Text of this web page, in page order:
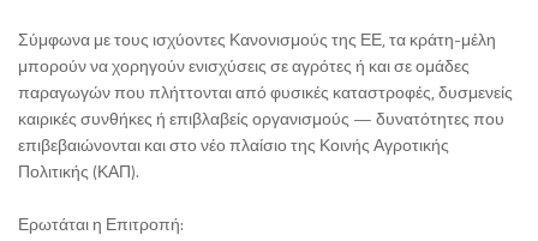
Σύμφωνα με τους ισχύοντες Κανονισμούς της ΕΕ, τα κράτη-μέλη
μπορούν να χορηγούν ενισχύσεις σε αγρότες ή και σε ομάδες
παραγωγών που πλήττονται από φυσικές καταστροφές, δυσμενείς
καιρικές συνθήκες ή επιβλαβείς οργανισμούς — δυνατότητες που
επιβεβαιώνονται και στο νέο πλαίσιο της Κοινής Αγροτικής
Πολιτικής (ΚΑΠ).
Ερωτάται η Επιτροπή: